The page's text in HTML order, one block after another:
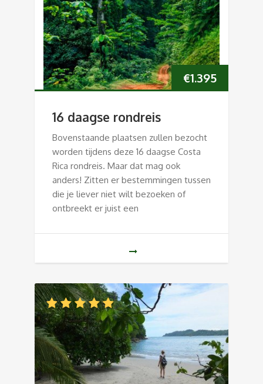
€1.395
16 daagse rondreis
Bovenstaande plaatsen zullen bezocht
worden tijdens deze 16 daagse Costa
Rica rondreis. Maar dat mag ook
anders! Zitten er bestemmingen tussen
die je liever niet wilt bezoeken of
ontbreekt er juist een